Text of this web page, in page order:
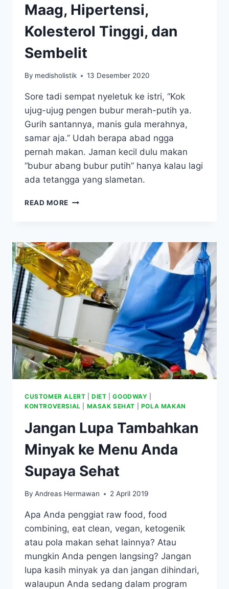
Maag, Hipertensi,
Kolesterol Tinggi, dan
Sembelit
By medisholistik 13 Desember 2020
Sore tadi sempat nyeletuk ke istri, “Kok
ujug-ujug pengen bubur merah-putih ya.
Gurih santannya, manis gula merahnya,
samar aja.” Udah berapa abad ngga
pernah makan. Jaman kecil dulu makan
“bubur abang bubur putih” hanya kalau lagi
ada tetangga yang slametan.
READ MORE ES
MAAG,
HIPERTENSI,
KOLESTEROL
TINGGI,
DAN
SEMBELIT
CUSTOMER ALERT |DIET |GOODWAY
KONTROVERSIAL
MASAK SEHAT POLA MAKAN
Jangan Lupa Tambahkan
Minyak ke Menu Anda
Supaya Sehat
By Andreas Hermawan 2 April 2019
Apa Anda penggiat raw food, food
combining, eat clean, vegan, ketogenik
atau pola makan sehat lainnya? Atau
mungkin Anda pengen langsing? Jangan
lupa kasih minyak ya dan jangan dihindari,
walaupun Anda sedang dalam program